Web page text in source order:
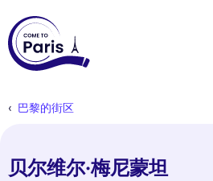
巴黎的街区
贝尔维尔·梅尼蒙坦